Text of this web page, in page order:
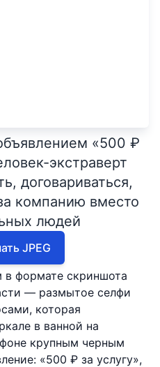
«500 ₽
экстраверт
договариваться,
компанию вместо
людей
JPEG
в формате скриншота
— размытое селфи
которая
в ванной на
крупным черным
«500 ₽ за услугу»,